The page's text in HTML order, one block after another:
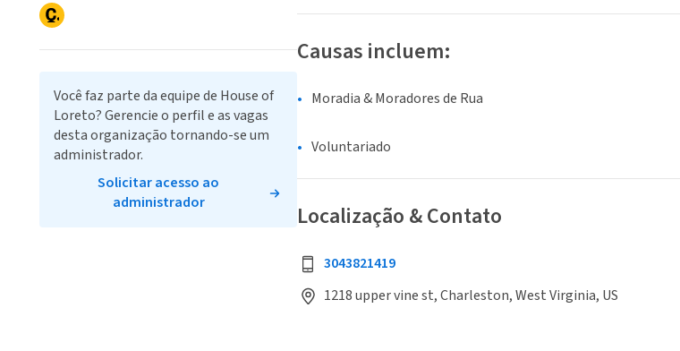
Causas incluem:
Moradia & Moradores de Rua
Voluntariado
Localização & Contato
3043821419
1218 upper vine st, Charleston, West Virginia, US
Você faz parte da equipe de House of
Loreto? Gerencie o perfil e as vagas
desta organização tornando-se um
administrador.
Solicitar acesso ao
administrador